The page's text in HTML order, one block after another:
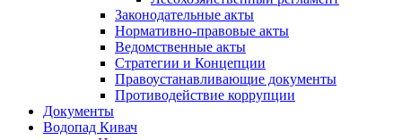
Законодательные акты
Нормативно-правовые акты
Ведомственные акты
Стратегии и Концепции
Правоустанавливающие документы
Противодействие коррупции
Документы
Водопад Кивач